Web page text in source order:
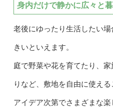
身内だけで静かに広々と
老後にゆったり生活したい
きいといえます。
庭で野菜や花を育てたり、
りなど、敷地を自由に使える
アイデア次第でさまざまな